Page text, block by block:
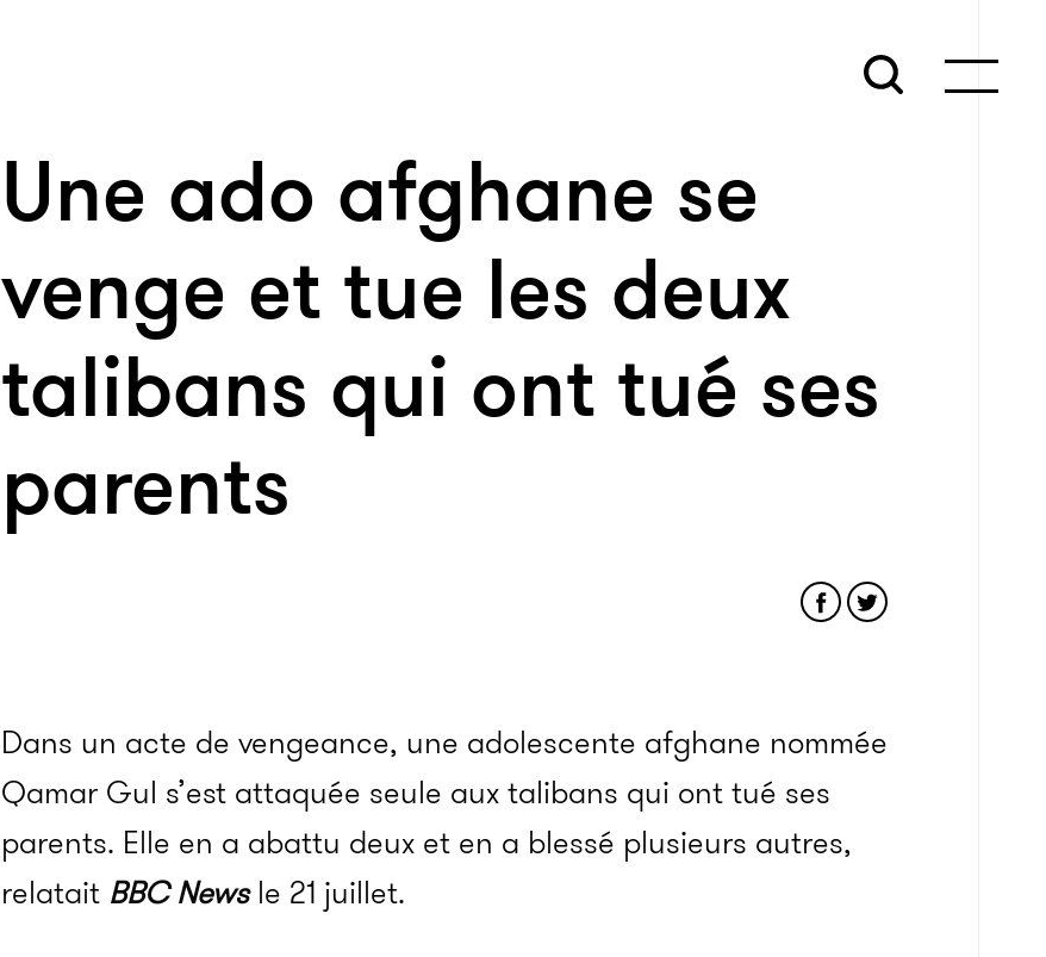
Une ado afghane se
venge et tue les deux
talibans qui ont tué ses
parents
Dans un acte de vengeance, une adolescente afghane nommée
Qamar Gul s’est attaquée seule aux talibans qui ont tué ses
parents. Elle en a abattu deux et en a blessé plusieurs autres,
relatait BBC Newsle 21 juillet.